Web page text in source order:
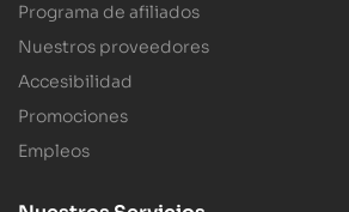
Programa de afiliados
Nuestros proveedores
Accesibilidad
Promociones
Empleos